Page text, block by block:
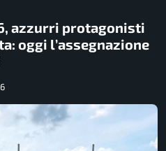
azzurri protagonisti
oggi l’assegnazione